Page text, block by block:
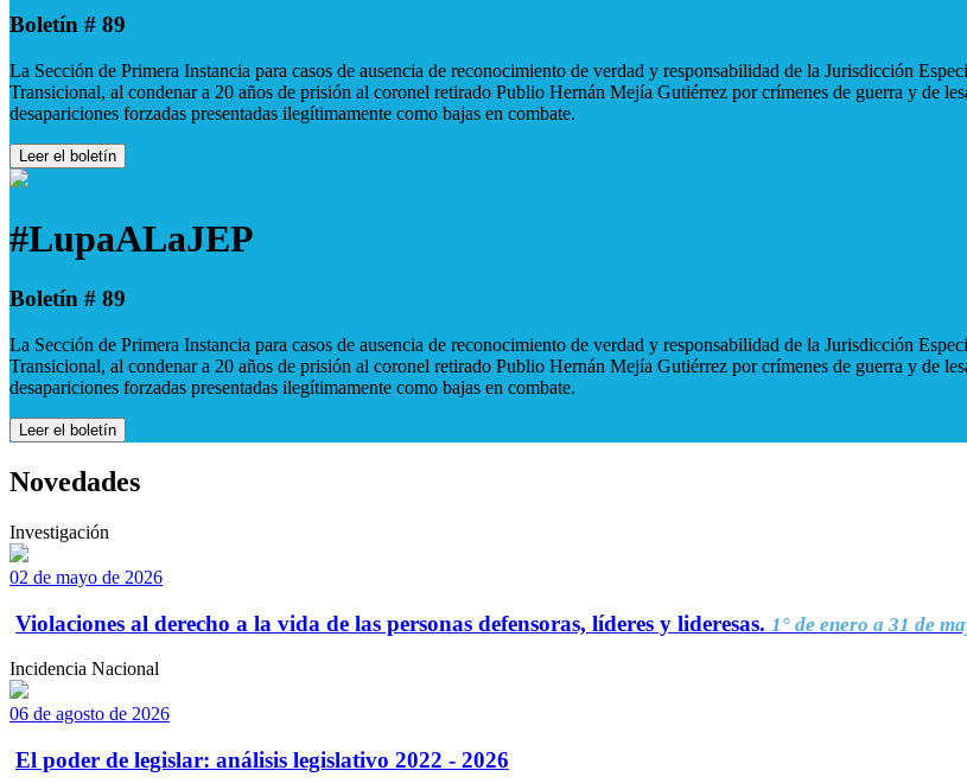
Boletín # 89
La Sección de Primera Instancia para casos de ausencia de reconocimiento de verdad y responsabilidad de la Jurisdicción
Transicional, al condenar a 20 años de prisión al coronel retirado Publio Hernán Mejía Gutiérrez por crímenes de guerra y de
desapariciones forzadas presentadas ilegítimamente como bajas en combate.
Leer el boletín
#LupaALaJEP
Boletín # 89
La Sección de Primera Instancia para casos de ausencia de reconocimiento de verdad y responsabilidad de la Jurisdicción
Transicional, al condenar a 20 años de prisión al coronel retirado Publio Hernán Mejía Gutiérrez por crímenes de guerra y de
desapariciones forzadas presentadas ilegítimamente como bajas en combate.
Leer el boletín
Novedades
Investigación
02 de mayo de 2026
Violaciones al derecho a la vida de las personas defensoras, líderes y lideresas. 1° de enero a 31 de
Incidencia Nacional
06 de agosto de 2026
El poder de legislar: análisis legislativo 2022 - 2026